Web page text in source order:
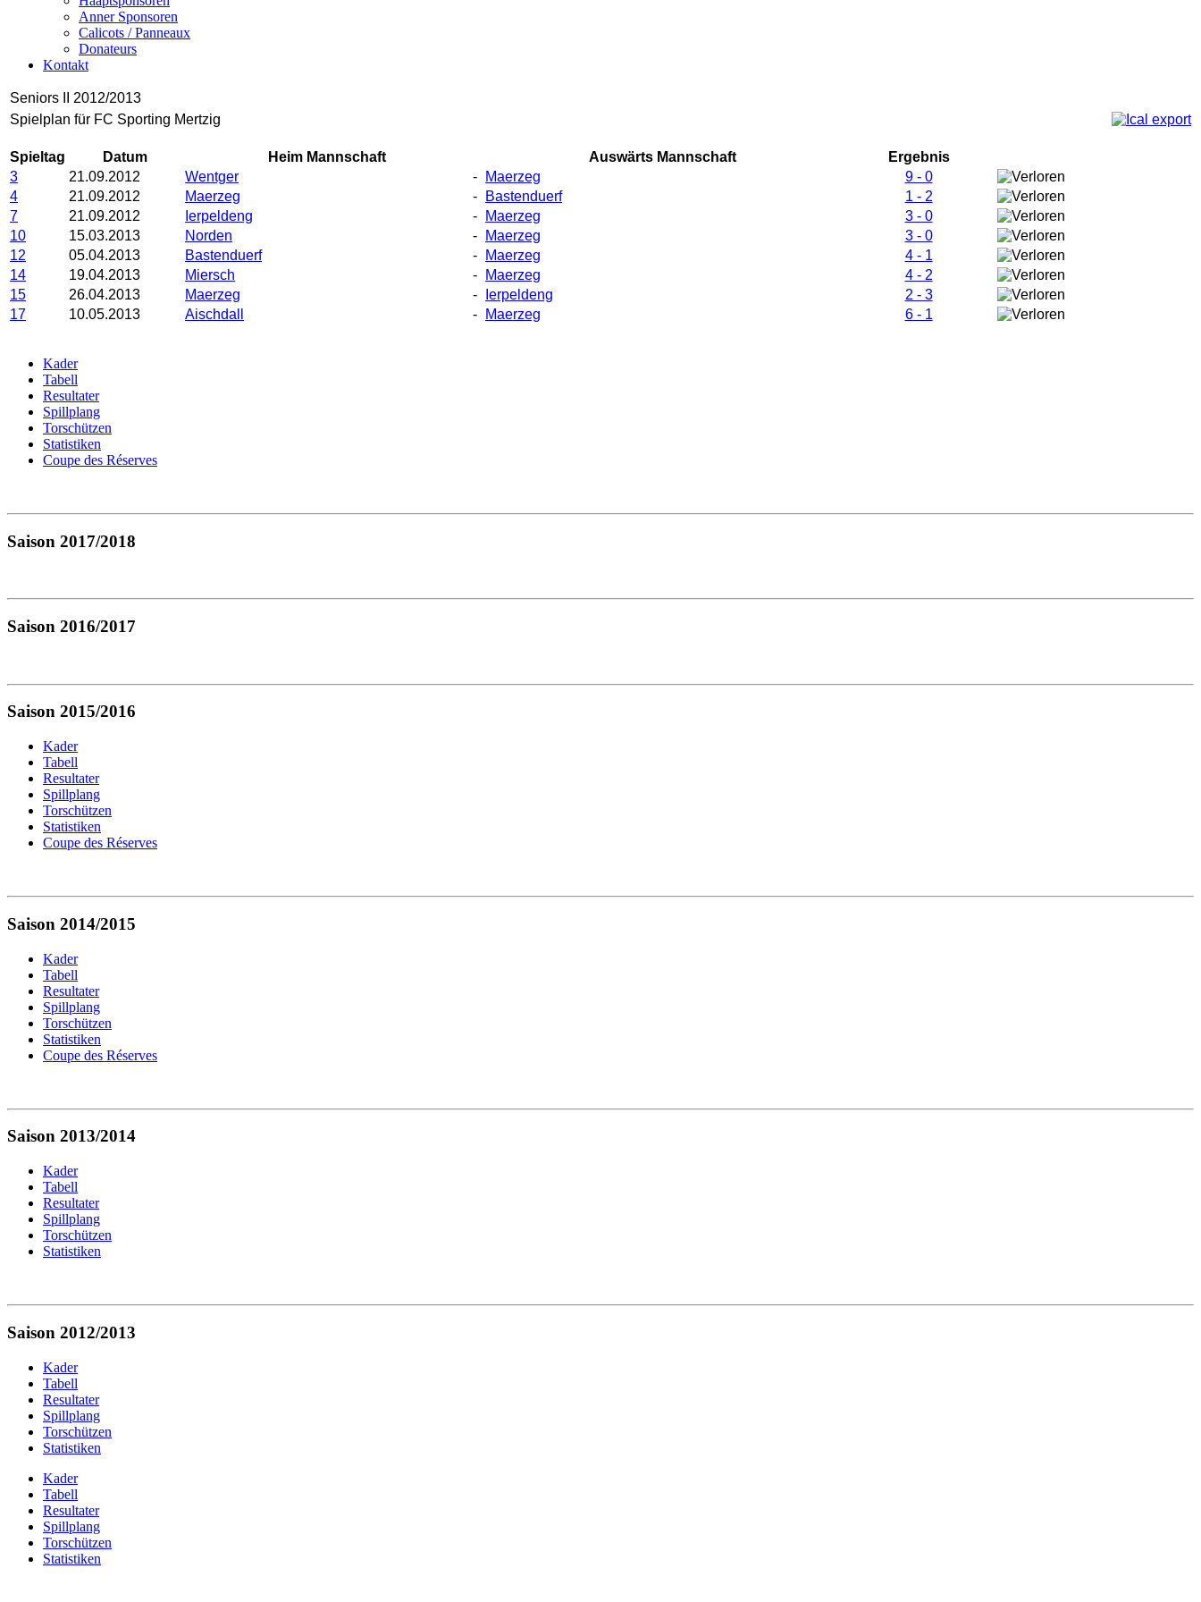
Anner Sponsoren
Calicots / Panneaux
Donateurs
Kontakt
Seniors II 2012/2013
Spielplan für FC Sporting Mertzig
Spieltag Datum Heim Mannschaft Auswärts Mannschaft
Ergebnis
3
21.09.2012 Wentger - Maerzeg
9 - 0
4
21.09.2012 Maerzeg - Bastenduerf
1 - 2
7
21.09.2012 Ierpeldeng - Maerzeg
3 - 0
10
15.03.2013 Norden - Maerzeg
3 - 0
12
05.04.2013 Bastenduerf - Maerzeg
4 - 1
14
19.04.2013 Miersch - Maerzeg
4 - 2
15
26.04.2013 Maerzeg - Ierpeldeng
2 - 3
17
10.05.2013 Aischdall - Maerzeg 6 - 1
Kader
Tabell
Resultater
Spillplang
Torschützen
Statistiken
Coupe des Réserves
Saison 2017/2018
Saison 2016/2017
Saison 2015/2016
Kader
Tabell
Resultater
Spillplang
Torschützen
Statistiken
Coupe des Réserves
Saison 2014/2015
Kader
Tabell
Resultater
Spillplang
Torschützen
Statistiken
Coupe des Réserves
Saison 2013/2014
Kader
Tabell
Resultater
Spillplang
Torschützen
Statistiken
Saison 2012/2013
Kader
Tabell
Resultater
Spillplang
Torschützen
Statistiken
Kader
Tabell
Resultater
Spillplang
Torschützen
Statistiken